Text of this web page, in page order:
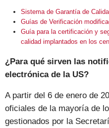
Sistema de Garantía de
Guías de Verificación
Guía para la certificación y
calidad implantados en los
¿Para qué sirven las
electrónica de la US?
A partir del 6 de enero de
oficiales de la mayoría de
gestionados por la